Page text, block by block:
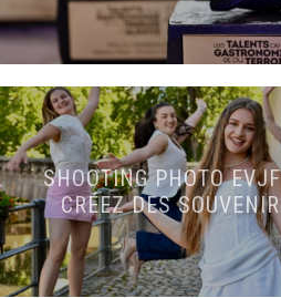
SHOOTING PHOTO
CRÉEZ DES